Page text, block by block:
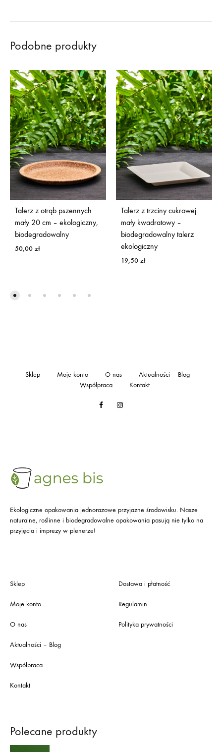
Podobne produkty
Talerz z otrąb pszennych
mały 20 cm – ekologiczny,
biodegradowalny
50,00 zł
Talerz z trzciny cukrowej
mały kwadratowy –
biodegradowalny talerz
ekologiczny
19,50 zł
FacebookInstagram
Sklep Moje konto O nas
Aktualności – Blog
Współpraca
Kontakt
Ekologiczne opakowania jednorazowe przyjazne środowisku. Nasze
naturalne, roślinne i biodegradowalne opakowania pasują nie tylko na
przyjęcia i imprezy w plenerze!
Sklep
Moje konto
O nas
Aktualności – Blog
Współpraca
Kontakt
Dostawa i płatność
Regulamin
Polityka prywatności
Polecane produkty